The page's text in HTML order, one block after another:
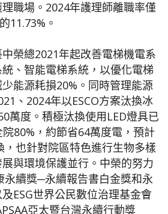
職場。2024年護理師離職率僅
11.73%。
榮總2021年起改善電梯機電系
、智能電梯系統，以優化電梯
能源耗損20%。同時管理能源
、2024年以ESCO方案汰換冰
萬度。積極汰換使用LED燈具已
80%，約節省64萬度電，預計
，也針對院區特色進行生物多樣
與環境保護並行。中榮的努力
永續獎─永續報告書白金獎和永
ESG世界公民數位治理基金會
亞太暨台灣永續行動獎